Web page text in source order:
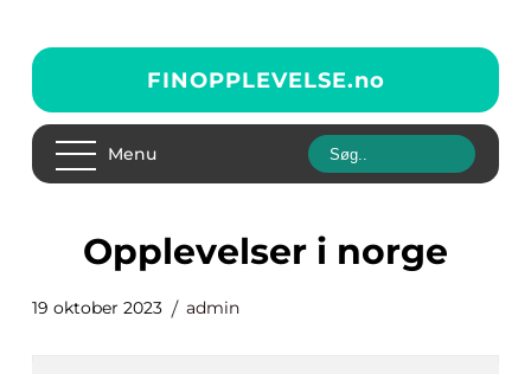
FINOPPLEVELSE.no
Menu
opplevelser i norge
19 oktober 2023 admin